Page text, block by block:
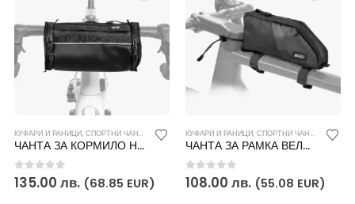
КУФАРИ И РАНИЦИ, СПОРТНИ ЧАНТИ И РАНИЦИ
ЧАНТА ЗА КОРМИЛО НА ВЕЛОСИПЕД
0out of 5
135.00 лв. (68.85 EUR)
КУФАРИ И РАНИЦИ, СПОРТНИ ЧАНТИ И РАНИЦИ
ЧАНТА ЗА РАМКА ВЕЛОСИПЕД
0out of 5
108.00 лв. (55.08 EUR)